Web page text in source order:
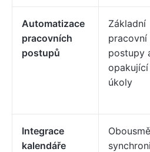
Automatizace
pracovních
postupů
Základní
pracovní
postupy
opakující
úkoly
Integrace
kalendáře